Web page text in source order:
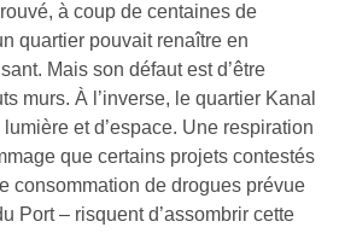
à coup de centaines de
quartier pouvait renaître en
Mais son défaut est d’être
murs. À l’inverse, le quartier Kanal
et d’espace. Une respiration
que certains projets contestés
consommation de drogues prévue
Port – risquent d’assombrir cette